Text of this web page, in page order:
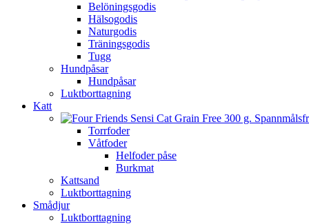
Belöningsgodis
Hälsogodis
Naturgodis
Träningsgodis
Tugg
Hundpåsar
Hundpåsar
Luktborttagning
Katt
Torrfoder
Våtfoder
Helfoder påse
Burkmat
Kattsand
Luktborttagning
Smådjur
Luktborttagning